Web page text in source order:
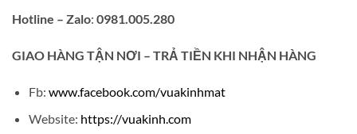
Hotline – Zalo: 0981.005.280
GIAO HÀNG TẬN NƠI – TRẢ TIỀN KHI NHẬN HÀNG
Fb: www.facebook.com/vuakinhmat
Website: https://vuakinh.com